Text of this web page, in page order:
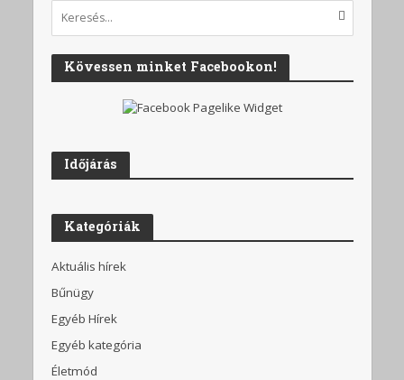
Kövessen minket Facebookon!
Időjárás
Kategóriák
Aktuális hírek
Bűnügy
Egyéb Hírek
Egyéb kategória
Életmód